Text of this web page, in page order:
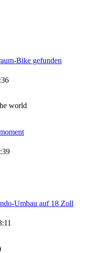
Bike gefunden
world
Umbau auf 18 Zoll